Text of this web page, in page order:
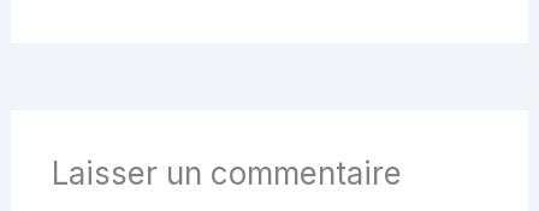
Laisser un commentaire